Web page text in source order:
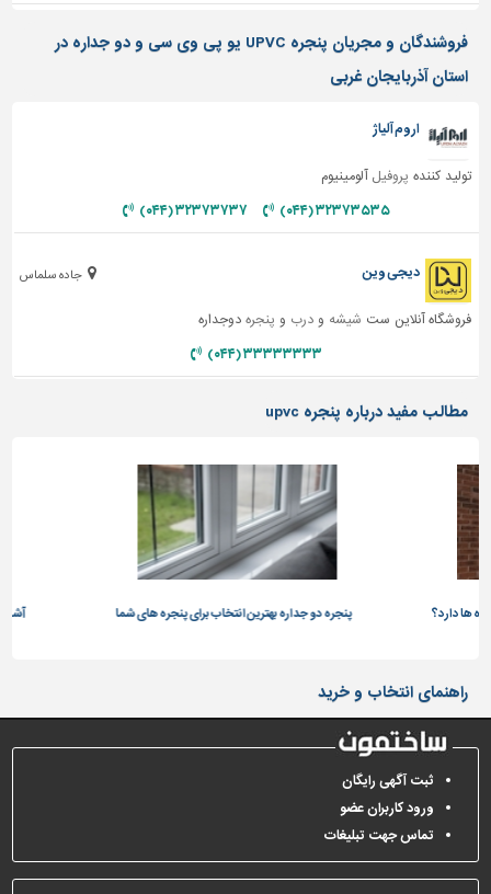
شهرسازی،
ترافیک
سازه
سایر
فروشندگان و مجریان پنجره UPVC یو پی وی سی و دو جداره در
استان آذربایجان غربی
اروم آلیاژ
تولید کننده پروفیل آلومینیوم
۳۲۳۷۳۵۳۵ (۰۴۴) ۳۲۳۷۳۷۳۷ (۰۴۴)
جاده سلماس دیجی وین
فروشگاه آنلاین ست شیشه ودرب و پنجره دوجداره
۳۳۳۳۳۳۳۳ (۰۴۴)
مطالب مفید درباره پنجره upvc
ها دارد؟ پنجره دو جداره بهترین انتخاب برای پنجره های شما
راهنمای انتخاب و خرید
ثبت آگهی رایگان
ورود کاربران عضو
تماس جهت تبلیغات